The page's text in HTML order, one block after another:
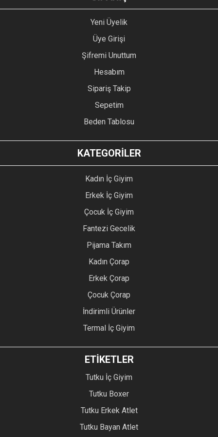
Yeni Üyelik
Üye Girişi
Şifremi Unuttum
Hesabım
Sipariş Takip
Sepetim
Beden Tablosu
KATEGORİLER
Kadın İç Giyim
Erkek İç Giyim
Çocuk İç Giyim
Fantezi Gecelik
Pijama Takım
Kadın Çorap
Erkek Çorap
Çocuk Çorap
İndirimli Ürünler
Termal İç Giyim
ETİKETLER
Tutku İç Giyim
Tutku Boxer
Tutku Erkek Atlet
Tutku Bayan Atlet